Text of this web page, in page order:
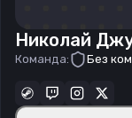
Николай
Команда: Без